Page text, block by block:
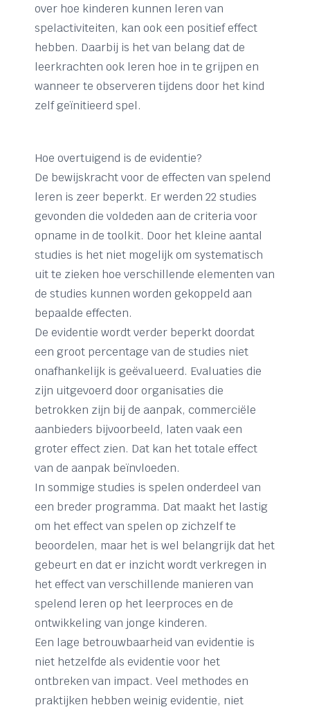
over hoe kinderen kunnen leren van
spelactiviteiten, kan ook een positief effect
hebben. Daarbij is het van belang dat de
leerkrachten ook leren hoe in te grijpen en
wanneer te observeren tijdens door het kind
zelf geïnitieerd spel.
Hoe overtuigend is de evidentie?
De bewijskracht voor de effecten van spelend
leren is zeer beperkt. Er werden 22 studies
gevonden die voldeden aan de criteria voor
opname in de toolkit. Door het kleine aantal
studies is het niet mogelijk om systematisch
uit te zieken hoe verschillende elementen van
de studies kunnen worden gekoppeld aan
bepaalde effecten.
De evidentie wordt verder beperkt doordat
een groot percentage van de studies niet
onafhankelijk is geëvalueerd. Evaluaties die
zijn uitgevoerd door organisaties die
betrokken zijn bij de aanpak, commerciële
aanbieders bijvoorbeeld, laten vaak een
groter effect zien. Dat kan het totale effect
van de aanpak beïnvloeden.
In sommige studies is spelen onderdeel van
een breder programma. Dat maakt het lastig
om het effect van spelen op zichzelf te
beoordelen, maar het is wel belangrijk dat het
gebeurt en dat er inzicht wordt verkregen in
het effect van verschillende manieren van
spelend leren op het leerproces en de
ontwikkeling van jonge kinderen.
Een lage betrouwbaarheid van evidentie is
niet hetzelfde als evidentie voor het
ontbreken van impact. Veel methodes en
praktijken hebben weinig evidentie, niet